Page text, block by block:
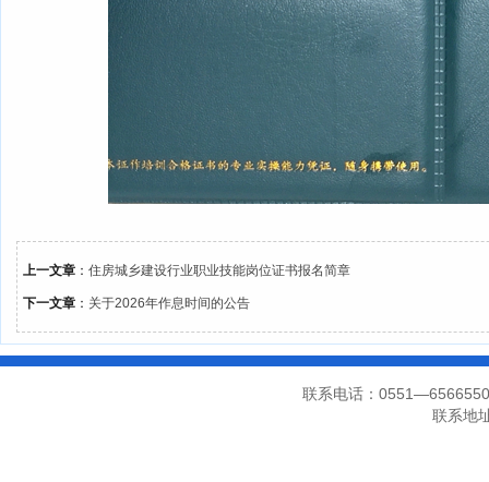
上一文章 ： 住房城乡建设行业职业技能岗位证书报名简章
下一文章 ： 关于2026年作息时间的公告
联系电话：
联系地